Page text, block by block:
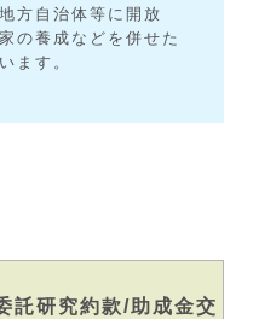
方自治体等に開放
の養成などを併せた
ます。
託研究約款/助成金交